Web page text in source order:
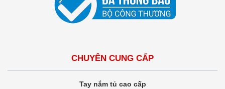
CHUYÊN CUNG CẤP
Tay nắm tủ cao cấp